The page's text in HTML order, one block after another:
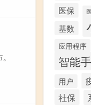
。
医保
基数
应用程序
智能
用户
社保